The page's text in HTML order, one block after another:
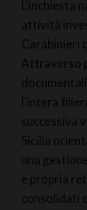
L’inchiesta
attività
Carabinieri
Attraverso
l’intera
successiva
Sicilia
una
e propria
consolidati